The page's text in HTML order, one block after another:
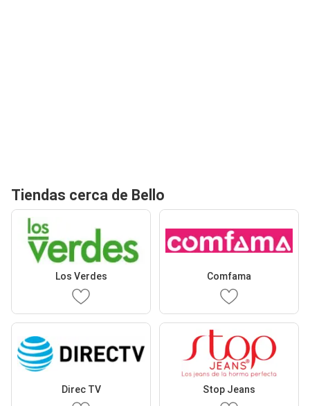
Tiendas cerca de Bello
Los Verdes Comfama
Direc TV Stop Jeans